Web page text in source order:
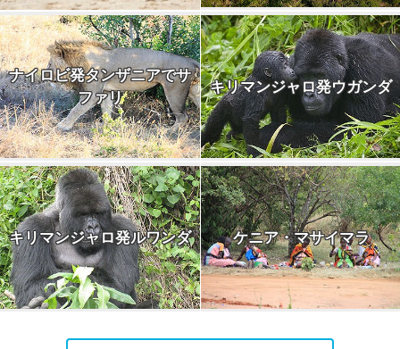
ナイロビ発タンザニアでサ
ファリ
キリマンジャロ発ウガンダ
キリマンジャロ発ルワンダ ケニア・マサイマラ